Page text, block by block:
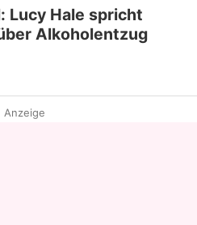
Lucy Hale spricht
Alkoholentzug
Anzeige